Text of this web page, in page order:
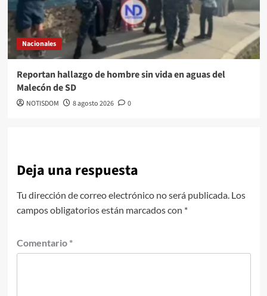
Nacionales
Reportan hallazgo de hombre sin vida en aguas del
Malecón de SD
NOTISDOM 8 agosto 2026 0
Deja una respuesta
Tu dirección de correo electrónico no será publicada. Los
campos obligatorios están marcados con *
Comentario *